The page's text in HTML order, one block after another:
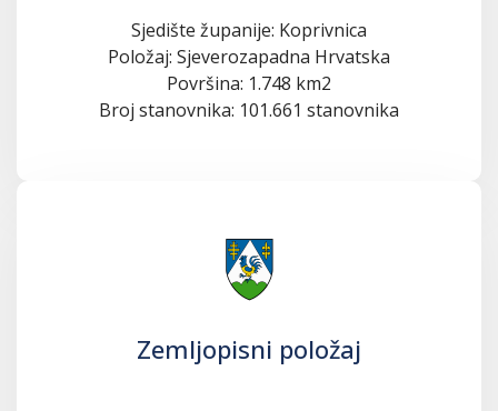
Sjedište županije: Koprivnica
Položaj: Sjeverozapadna Hrvatska
Površina: 1.748 km2
Broj stanovnika: 101.661 stanovnika
Zemljopisni položaj